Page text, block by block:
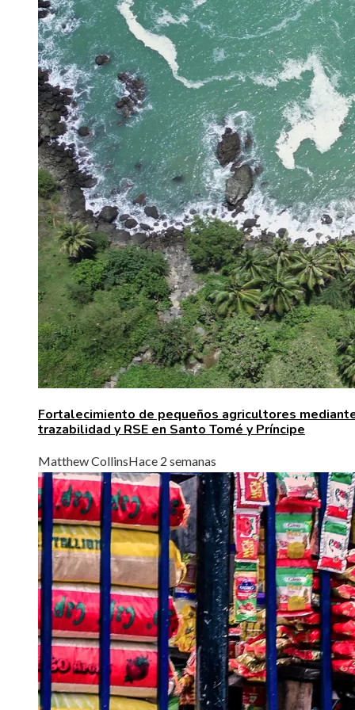
Fortalecimiento de pequeños agricultores
trazabilidad y RSE en Santo Tomé y Príncipe
Matthew CollinsHace 2 semanas